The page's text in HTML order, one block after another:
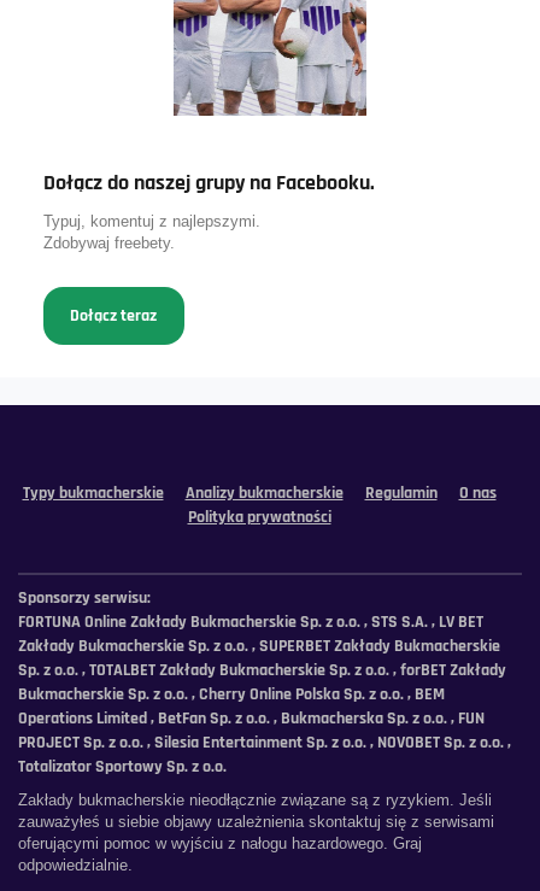
Dołącz do naszej grupy na Facebooku.
Typuj, komentuj z najlepszymi.
Zdobywaj freebety.
Dołącz teraz
Zakłady bukmacherskie nieodłącznie związane są z ryzykiem. Jeśli
zauważyłeś u siebie objawy uzależnienia skontaktuj się z serwisami
oferującymi pomoc w wyjściu z nałogu hazardowego. Graj
odpowiedzialnie.
Typy bukmacherskie Analizy bukmacherskie Regulamin
O nas
Polityka prywatności
Sponsorzy serwisu:
FORTUNA Online Zakłady Bukmacherskie Sp. z o.o. , STS S.A. , LV BET
Zakłady Bukmacherskie Sp. z o.o. , SUPERBET Zakłady Bukmacherskie
Sp. z o.o. , TOTALBET Zakłady Bukmacherskie Sp. z o.o. , forBET Zakłady
Bukmacherskie Sp. z o.o. , Cherry Online Polska Sp. z o.o. , BEM
Operations Limited , BetFan Sp. z o.o. , Bukmacherska Sp. z o.o. , FUN
PROJECT Sp. z o.o. , Silesia Entertainment Sp. z o.o. , NOVOBET Sp. z o.o. ,
Totalizator Sportowy Sp. z o.o.